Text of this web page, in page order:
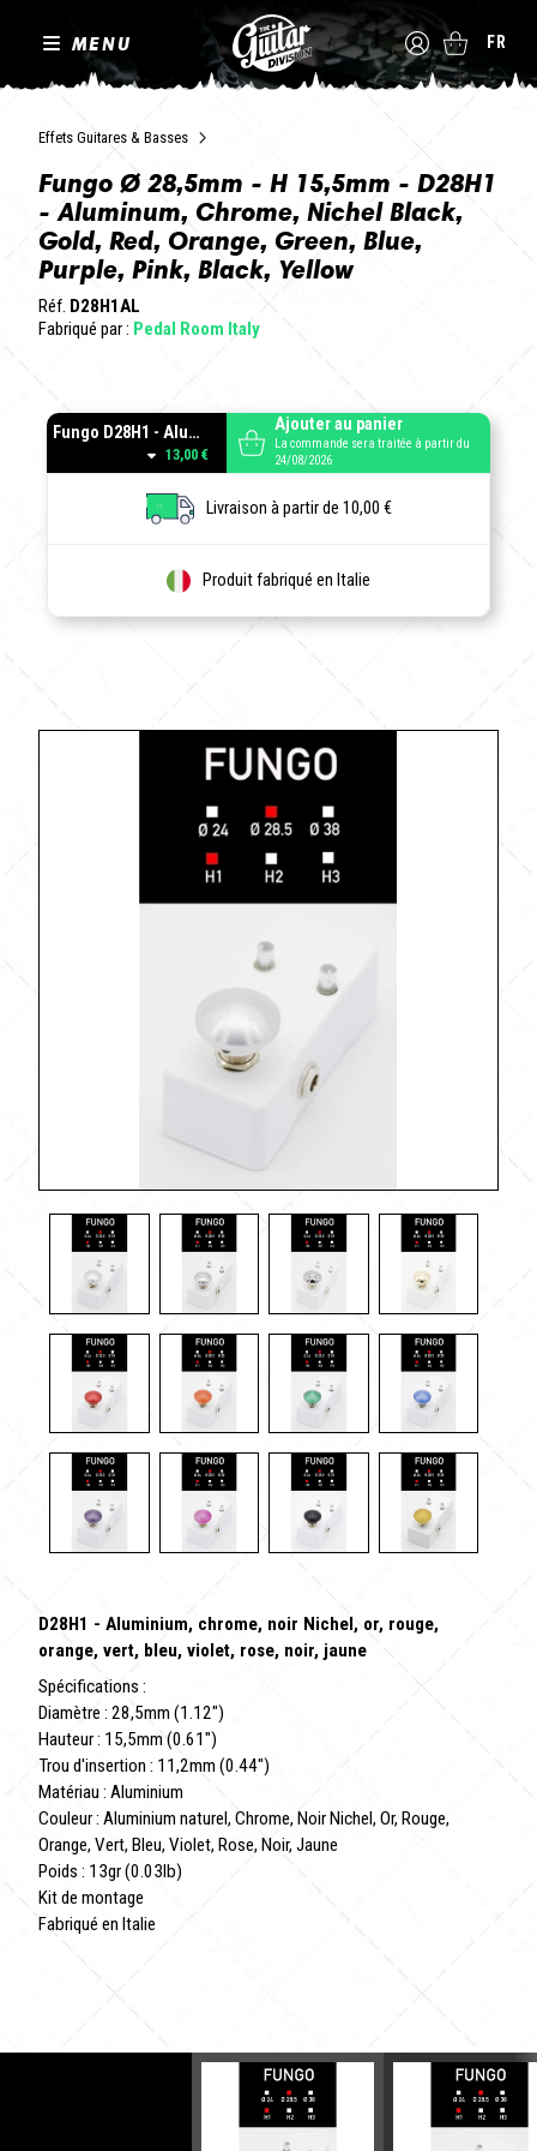
MENU FR
Effets Guitares & Basses
Fungo Ø 28,5mm - H 15,5mm - D28H1
- Aluminum, Chrome, Nichel Black,
Gold, Red, Orange, Green, Blue,
Purple, Pink, Black, Yellow
Réf. D28H1AL
Fabriqué par : Pedal Room Italy
Fungo D28H1 - Aluminum
13,00 €
Ajouter au panier
La commande sera traitée à partir du
24/08/2026
Livraison à partir de 10,00 €
Produit fabriqué en Italie
D28H1 - Aluminium, chrome, noir Nichel, or, rouge,
orange, vert, bleu, violet, rose, noir, jaune
Spécifications :
Diamètre : 28,5mm (1.12")
Hauteur : 15,5mm (0.61")
Trou d'insertion : 11,2mm (0.44")
Matériau : Aluminium
Couleur : Aluminium naturel, Chrome, Noir Nichel, Or, Rouge,
Orange, Vert, Bleu, Violet, Rose, Noir, Jaune
Poids : 13gr (0.03lb)
Kit de montage
Fabriqué en Italie